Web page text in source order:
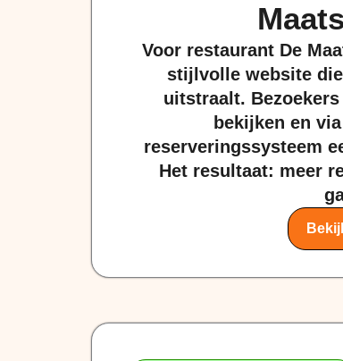
Voor restaurant De
stijlvolle website
uitstraalt.
bekijken en
reserveringssysteem
Het resultaat: meer